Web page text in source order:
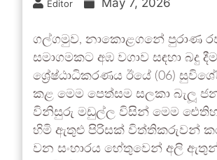
Editor May 7, 2026
ගල්ගමුව, නාකොළගනේ පුරාණ
සමාගමකට අඹ වගාව සඳහා බදු
ශ්‍රේෂ්ඨාධිකරණය ඊයේ (06)
කළ මෙම පෙත්සම සලකා බැලූ
විනිසුරු මඩුල්ල විසින් මෙම
හිමි ඇතුළු පිරිසක් විත්තිකරුවන්
වන සංහාරය හේතුවෙන් අලි